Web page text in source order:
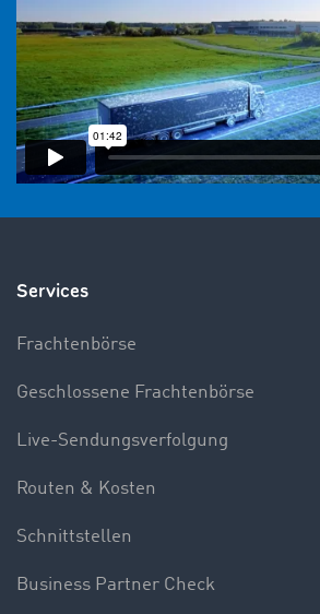
Services
Frachtenbörse
Geschlossene Frachtenbörse
Live-Sendungsverfolgung
Routen & Kosten
Schnittstellen
Business Partner Check